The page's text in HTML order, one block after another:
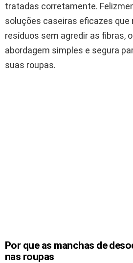
tratadas corretamente.
soluções caseiras eficazes que
resíduos sem agredir as fibras,
abordagem simples e segura
suas roupas.
Por que as manchas de
nas roupas